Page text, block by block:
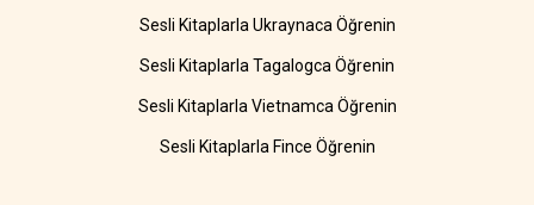
Sesli Kitaplarla Ukraynaca Öğrenin
Sesli Kitaplarla Tagalogca Öğrenin
Sesli Kitaplarla Vietnamca Öğrenin
Sesli Kitaplarla Fince Öğrenin